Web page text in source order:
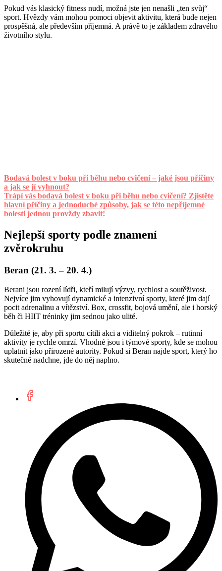
Pokud vás klasický fitness nudí, možná jste jen nenašli „ten svůj“
sport. Hvězdy vám mohou pomoci objevit aktivitu, která bude nejen
prospěšná, ale především příjemná. A právě to je základem zdravého
životního stylu.
Bodavá bolest v boku při běhu nebo cvičení – jaké jsou příčiny
a jak se jí vyhnout?
Trápí vás bodavá bolest v boku při běhu nebo cvičení? Zjistěte
hlavní příčiny a jednoduché způsoby, jak se této nepříjemné
bolesti jednou provždy zbavit!
Nejlepší sporty podle znamení
zvěrokruhu
Beran (21. 3. – 20. 4.)
Berani jsou rození lídři, kteří milují výzvy, rychlost a soutěživost.
Nejvíce jim vyhovují dynamické a intenzivní sporty, které jim dají
pocit adrenalinu a vítězství. Box, crossfit, bojová umění, ale i horský
běh či HIIT tréninky jim sednou jako ulité.
Důležité je, aby při sportu cítili akci a viditelný pokrok – rutinní
aktivity je rychle omrzí. Vhodné jsou i týmové sporty, kde se mohou
uplatnit jako přirozené autority. Pokud si Beran najde sport, který ho
skutečně nadchne, jde do něj naplno.